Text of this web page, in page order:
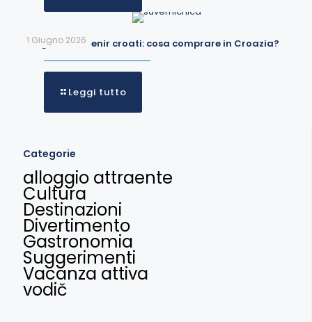
1 Giugno 2026
I migliori souvenir croati: cosa comprare in Croazia?
Leggi tutto
Categorie
alloggio attraente
Cultura
Destinazioni
Divertimento
Gastronomia
Suggerimenti
Vacanza attiva
vodič